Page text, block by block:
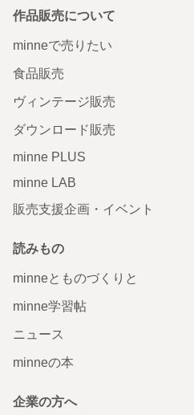
作品販売について
minneで売りたい
食品販売
ヴィンテージ販売
ダウンロード販売
minne PLUS
minne LAB
販売支援企画・イベント
読みもの
minneとものづくりと
minne学習帖
ニュース
minneの本
企業の方へ